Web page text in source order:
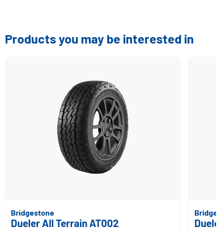
Products you may be interested in
Bridgestone
Dueler All Terrain AT002